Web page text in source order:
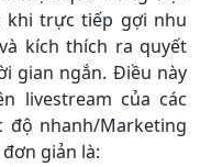
khi trực tiếp gợi nhu
kích thích ra quyết
gian ngắn. Điều này
livestream của các
độ nhanh/Marketing
giản là: